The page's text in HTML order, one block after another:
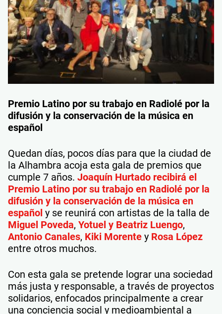
Premio Latino por su trabajo en Radiolé por la
difusión y la conservación de la música en
español
Quedan días, pocos días para que la ciudad de
la Alhambra acoja esta gala de premios que
cumple 7 años. Joaquín Hurtado recibirá el
Premio Latino por su trabajo en Radiolé por la
difusión y la conservación de la música en
español y se reunirá con artistas de la talla de
Miguel Poveda, Yotuel y Beatriz Luengo,
Antonio Canales, Kiki Morente y Rosa López
entre otros muchos.
Con esta gala se pretende lograr una sociedad
más justa y responsable, a través de proyectos
solidarios, enfocados principalmente a crear
una conciencia social y medioambiental a